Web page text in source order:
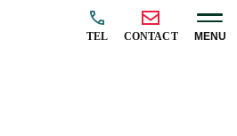
TEL CONTACT MENU